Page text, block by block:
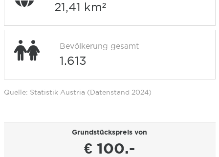
21,41 km²
Bevölkerung gesamt
1.613
Quelle: Statistik Austria (Datenstand 2024)
Grundstückspreis von
€ 100.-